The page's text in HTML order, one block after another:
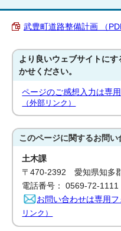
武豊町道路整備計画 （
より良いウェブサイトに
かせください。
ページのご感想入力は専
（外部リンク）
このページに関するお問い
土木課
〒470-2392 愛知県知多
電話番号： 0569-72-1111
お問い合わせは専用フ
リンク）